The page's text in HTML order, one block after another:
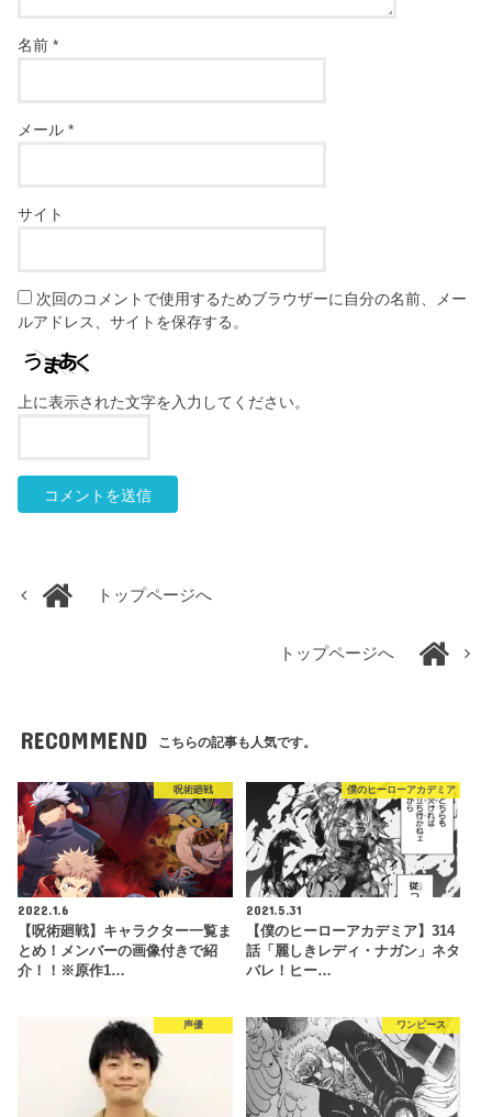
名前*
メール*
サイト
次回のコメントで使用するためブラウザーに自分の名前、メー
ルアドレス、サイトを保存する。
上に表示された文字を入力してください。
トップページへ
トップページへ
RECOMMEND こちらの記事も人気です。
呪術廻戦
2022.1.6
【呪術廻戦】キャラクター一覧ま
とめ！メンバーの画像付きで紹
介！！※原作1…
僕のヒーローアカデミア
2021.5.31
【僕のヒーローアカデミア】314
話「麗しきレディ・ナガン」ネタ
バレ！ヒー…
声優 ワンピース